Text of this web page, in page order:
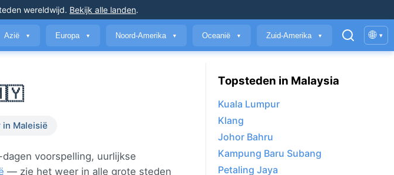
wereldwijd. Bekijk alle landen.
Azië ▼ Europa ▼ Noord-Amerika ▼ Oceanië ▼ Zuid-Amerika ▼ 🌐 ▾
in Maleisië
voorspelling, uurlijkse
— zie het weer in alle grote steden
Topsteden in Malaysia
Kuala Lumpur
Klang
Johor Bahru
Kampung Baru Subang
Petaling Jaya